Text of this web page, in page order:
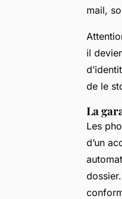
mail,
il
de le
La
Les
d’un